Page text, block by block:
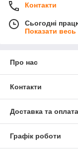
Контакти
Сьогодні
Показати
Про нас
Контакти
Доставка та оплата
Графік роботи